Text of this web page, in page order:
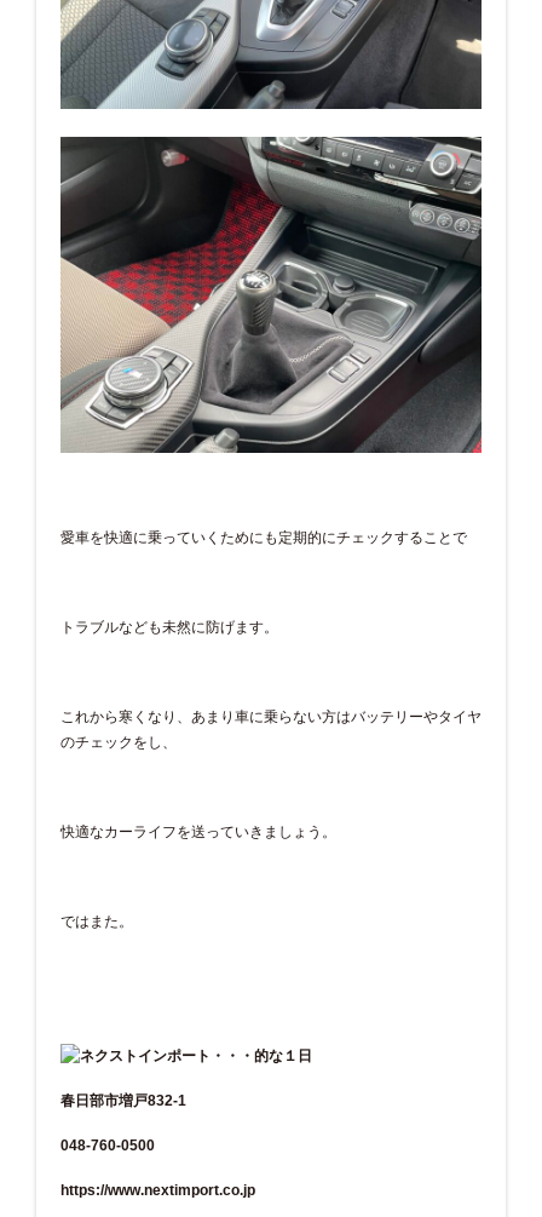
愛車を快適に乗っていくためにも定期的にチェックすることで
トラブルなども未然に防げます。
これから寒くなり、あまり車に乗らない方はバッテリーやタイヤ
のチェックをし、
快適なカーライフを送っていきましょう。
ではまた。
春日部市増戸832-1
048-760-0500
https://www.nextimport.co.jp